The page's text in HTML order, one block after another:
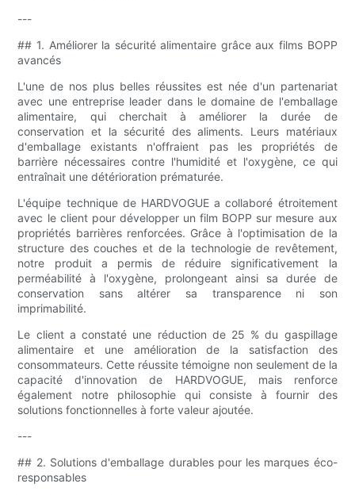
---
## 1. Améliorer la sécurité alimentaire grâce aux films BOPP
avancés
L'une de nos plus belles réussites est née d'un partenariat
avec une entreprise leader dans le domaine de l'emballage
alimentaire, qui cherchait à améliorer la durée de
conservation et la sécurité des aliments. Leurs matériaux
d'emballage existants n'offraient pas les propriétés de
barrière nécessaires contre l'humidité et l'oxygène, ce qui
entraînait une détérioration prématurée.
L'équipe technique de HARDVOGUE a collaboré étroitement
avec le client pour développer un film BOPP sur mesure aux
propriétés barrières renforcées. Grâce à l'optimisation de la
structure des couches et de la technologie de revêtement,
notre produit a permis de réduire significativement la
perméabilité à l'oxygène, prolongeant ainsi sa durée de
conservation sans altérer sa transparence ni son
imprimabilité.
Le client a constaté une réduction de 25 % du gaspillage
alimentaire et une amélioration de la satisfaction des
consommateurs. Cette réussite témoigne non seulement de la
capacité d'innovation de HARDVOGUE, mais renforce
également notre philosophie qui consiste à fournir des
solutions fonctionnelles à forte valeur ajoutée.
---
## 2. Solutions d'emballage durables pour les marques éco-
responsables